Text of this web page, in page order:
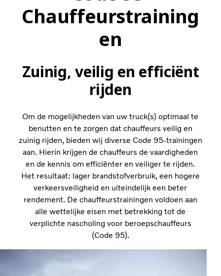
Chauffeurstraining
en
Zuinig, veilig en efficiënt
rijden
Om de mogelijkheden van uw truck(s) optimaal te
benutten en te zorgen dat chauffeurs veilig en
zuinig rijden, bieden wij diverse Code 95-trainingen
aan. Hierin krijgen de chauffeurs de vaardigheden
en de kennis om efficiënter en veiliger te rijden.
Het resultaat: lager brandstofverbruik, een hogere
verkeersveiligheid en uiteindelijk een beter
rendement. De chauffeurstrainingen voldoen aan
alle wettelijke eisen met betrekking tot de
verplichte nascholing voor beroepschauffeurs
(Code 95).